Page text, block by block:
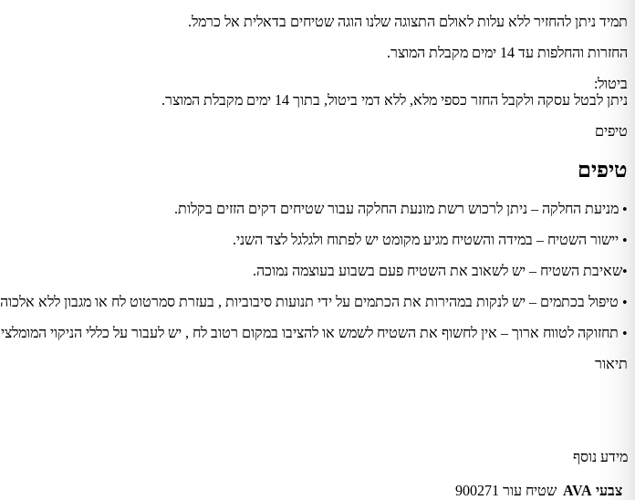
תמיד ניתן להחזיר ללא עלות לאולם התצוגה שלנו הוגה שטיחים בדאלית אל כרמל.
החזרות והחלפות עד 14 ימים מקבלת המוצר.
ביטול:
ניתן לבטל עסקה ולקבל החזר כספי מלא, ללא דמי ביטול, בתוך 14 ימים מקבלת המוצר.
טיפים
טיפים
• מניעת החלקה – ניתן לרכוש רשת מונעת החלקה עבור שטיחים דקים הזזים בקלות.
• יישור השטיח – במידה והשטיח מגיע מקומט יש לפתוח ולגלגל לצד השני.
•שאיבת השטיח – יש לשאוב את השטיח פעם בשבוע בעוצמה נמוכה.
• טיפול בכתמים – יש לנקות במהירות את הכתמים על ידי תנועות סיבוביות , בעזרת סמרטוט לח או מגבון ללא
• תחזוקה לטווח ארוך – אין לחשוף את השטיח לשמש או להציבו במקום רטוב לח , יש לעבור על כללי הניקוי
תיאור
מידע נוסף
צבעי AVA שטיח עור 900271